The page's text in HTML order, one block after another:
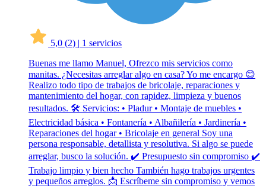
5,0 (2) | 1 servicios
Buenas me llamo Manuel, Ofrezco mis servicios como
manitas. ¿Necesitas arreglar algo en casa? Yo me encargo 😊
Realizo todo tipo de trabajos de bricolaje, reparaciones y
mantenimiento del hogar, con rapidez, limpieza y buenos
resultados. 🛠 Servicios: • Pladur • Montaje de muebles •
Electricidad básica • Fontanería • Albañilería • Jardinería •
Reparaciones del hogar • Bricolaje en general Soy una
persona responsable, detallista y resolutiva. Si algo se puede
arreglar, busco la solución. ✔ Presupuesto sin compromiso ✔
Trabajo limpio y bien hecho También hago trabajos urgentes
y pequeños arreglos. 📩 Escríbeme sin compromiso y vemos